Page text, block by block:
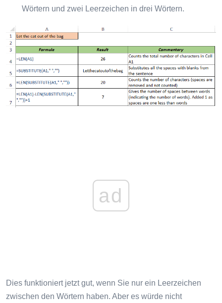
Wörtern und zwei Leerzeichen in drei Wörtern.
ad
Dies funktioniert jetzt gut, wenn Sie nur ein Leerzeichen
zwischen den Wörtern haben. Aber es würde nicht